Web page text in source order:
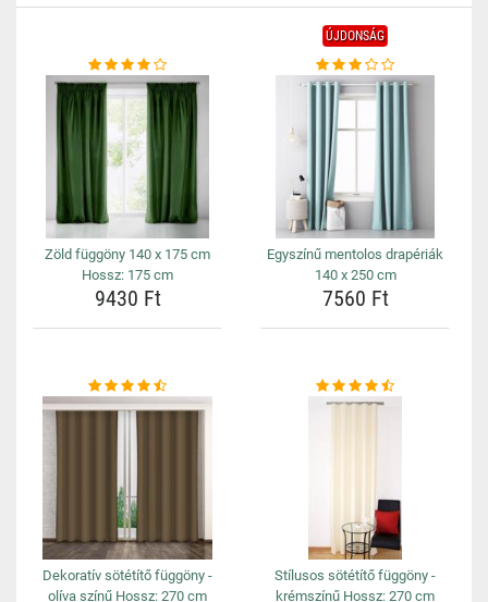
Zöld függöny 140 x 175 cm
Hossz: 175 cm
9430 Ft
ÚJDONSÁG
Egyszínű mentolos drapériák
140 x 250 cm
7560 Ft
Dekoratív sötétítő függöny -
olíva színű Hossz: 270 cm
Stílusos sötétítő függöny -
krémszínű Hossz: 270 cm